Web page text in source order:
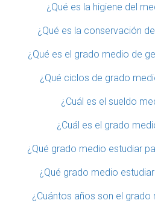
¿Qué es la higiene del
¿Qué es la conservación
¿Qué es el grado medio de
¿Qué ciclos de grado
¿Cuál es el sueldo
¿Cuál es el grado
¿Qué grado medio estudiar
¿Qué grado medio
¿Cuántos años son el